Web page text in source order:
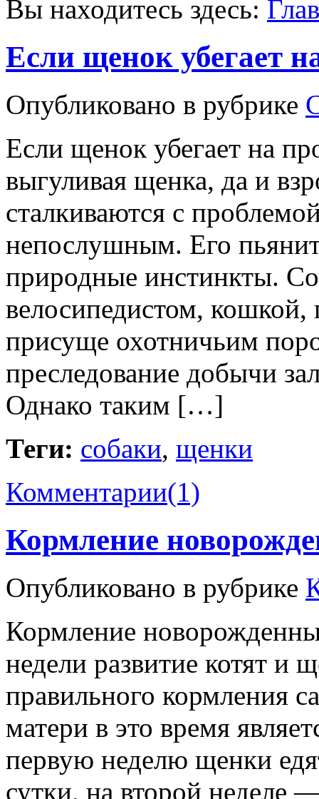
Вы находитесь здесь:
Если щенок убегает
Опубликовано в рубрике
Если щенок убегает на
выгуливая щенка, да и
сталкиваются с
непослушным. Его
природные инстинкты.
велосипедистом, кошкой,
присуще охотничьим
преследование добычи
Однако таким […]
Теги: собаки, щенки
Комментарии(1)
Кормление
Опубликовано в рубрике
Кормление
недели развитие котят и
правильного кормления
матери в это время
первую неделю щенки
сутки, на второй неделе